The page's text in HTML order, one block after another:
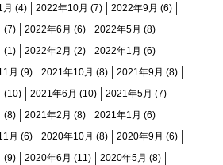
(4) 2022年10月 (7) 2022年9月 (6)
(7) 2022年6月 (6) 2022年5月 (8)
(1) 2022年2月 (2) 2022年1月 (6)
月 (9) 2021年10月 (8) 2021年9月 (8)
(10) 2021年6月 (10) 2021年5月 (7)
(8) 2021年2月 (8) 2021年1月 (6)
月 (6) 2020年10月 (8) 2020年9月 (6)
(9) 2020年6月 (11) 2020年5月 (8)